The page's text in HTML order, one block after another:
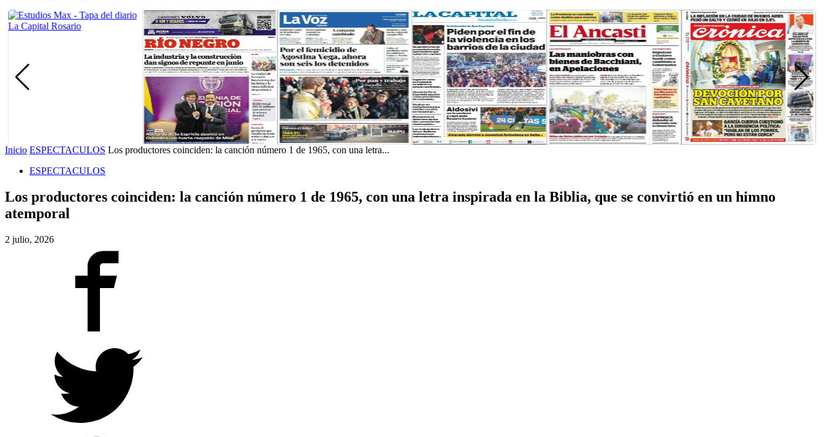
Inicio ESPECTACULOS Los productores coinciden: la canción número 1 de 1965, con una letra...
ESPECTACULOS
Los productores coinciden: la canción número 1 de 1965, con una letra inspirada en la Biblia, que se convirtió en un himno
atemporal
2 julio, 2026